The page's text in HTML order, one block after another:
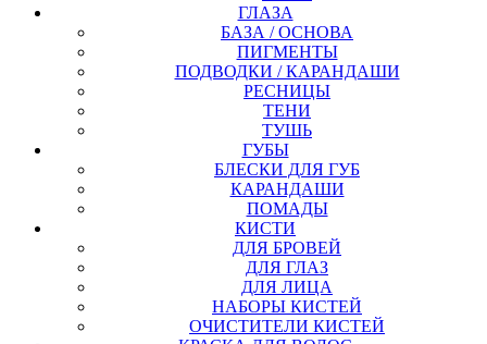
ГЛАЗА
БАЗА / ОСНОВА
ПИГМЕНТЫ
ПОДВОДКИ / КАРАНДАШИ
РЕСНИЦЫ
ТЕНИ
ТУШЬ
ГУБЫ
БЛЕСКИ ДЛЯ ГУБ
КАРАНДАШИ
ПОМАДЫ
КИСТИ
ДЛЯ БРОВЕЙ
ДЛЯ ГЛАЗ
ДЛЯ ЛИЦА
НАБОРЫ КИСТЕЙ
ОЧИСТИТЕЛИ КИСТЕЙ